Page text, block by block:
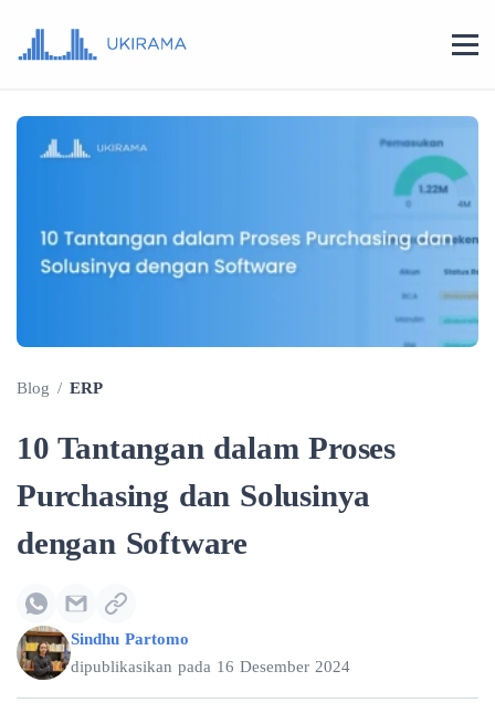
Blog / ERP
10 Tantangan dalam Proses
Purchasing dan Solusinya
dengan Software
Sindhu Partomo
dipublikasikan pada 16 Desember 2024